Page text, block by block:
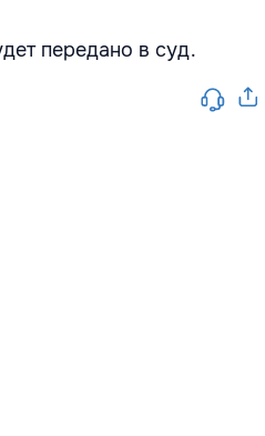
передано в суд.